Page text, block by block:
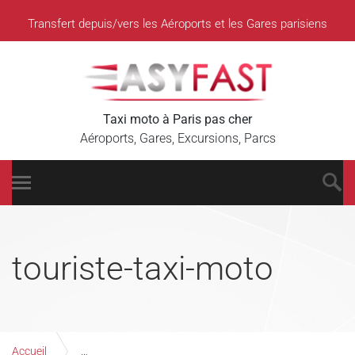
Transfert depuis/vers les Aéroports et les Gares parisiens
Taxi moto à Paris pas cher
Aéroports, Gares, Excursions, Parcs
touriste-taxi-moto
Accueil